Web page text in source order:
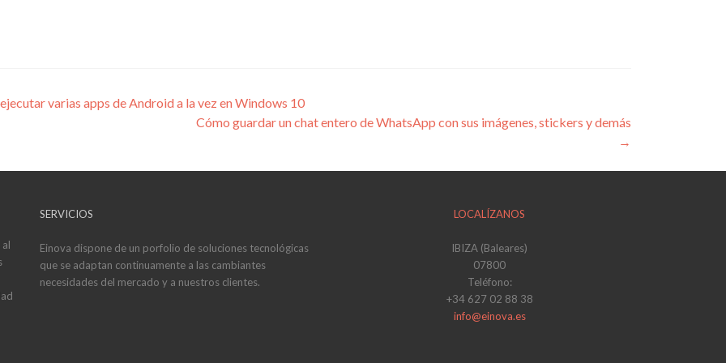
varias apps de Android a la vez en Windows 10
Cómo guardar un chat entero de WhatsApp con sus imágenes, stickers y demás
→
SERVICIOS
Einova dispone de un porfolio de soluciones tecnológicas
que se adaptan continuamente a las cambiantes
necesidades del mercado y a nuestros clientes.
LOCALÍZANOS
IBIZA (Baleares)
07800
Teléfono:
+34 627 02 88 38
info@einova.es